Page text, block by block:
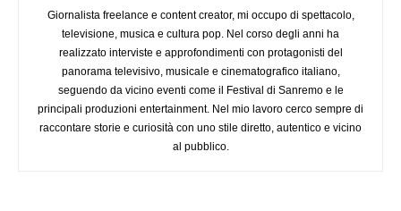
Giornalista freelance e content creator, mi occupo di spettacolo,
televisione, musica e cultura pop. Nel corso degli anni ha
realizzato interviste e approfondimenti con protagonisti del
panorama televisivo, musicale e cinematografico italiano,
seguendo da vicino eventi come il Festival di Sanremo e le
principali produzioni entertainment. Nel mio lavoro cerco sempre di
raccontare storie e curiosità con uno stile diretto, autentico e vicino
al pubblico.